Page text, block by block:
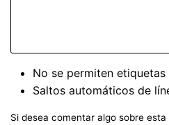
No se permiten etiquetas
Saltos automáticos de
Si desea comentar algo sobre